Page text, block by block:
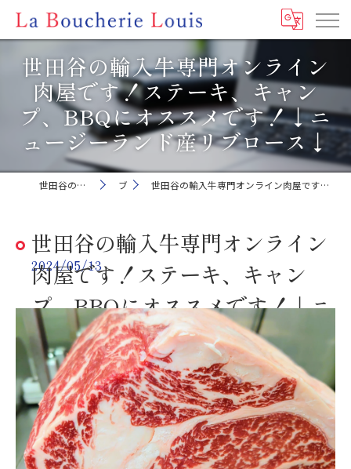
世田谷の輸入牛専門オンライン
肉屋です！ステーキ、キャン
プ、BBQにオススメです！↓ニ
ュージーランド産リブロース↓
世田谷の肉屋ならLa Boucherie Louis ブログ 世田谷の輸入牛専門オンライン肉屋です！ステーキ、キャンプ、BBQにオススメです！↓ニュージーランド産リブロース↓
世田谷の輸入牛専門オンライン
肉屋です！ステーキ、キャン
プ、BBQにオススメです！↓ニ
ュージーランド産リブロース↓
2024/05/13